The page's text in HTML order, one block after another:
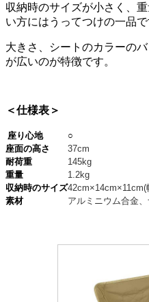
収納時のサイズが小さく、
い方にはうってつけの一品で
大きさ、シートのカラーの
が広いのが特徴です。
＜仕様表＞
座り心地
○
座面の高さ
37cm
耐荷重
145kg
重量
1.2kg
収納時のサイズ42cm×14cm×11cm(
素材
アルミニウム合金